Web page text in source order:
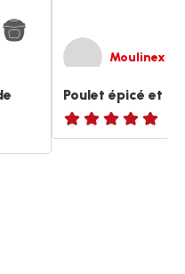
Moulinex
Poulet épicé et
ratings.NaN